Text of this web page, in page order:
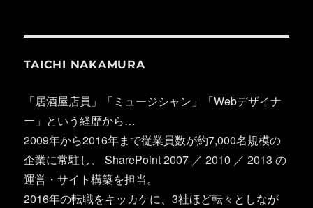
TAICHI NAKAMURA
「居酒屋店員」「ミュージシャン」「Webデザイナ
ー」という経歴から…
2009年から2016年まで従業員数が約7,000名規模の
企業に常駐し、 SharePoint 2007 ／ 2010 ／ 2013 の
運営・サイト構築を担当。
2016年の転職をキッカケに、3社ほど転々としなが